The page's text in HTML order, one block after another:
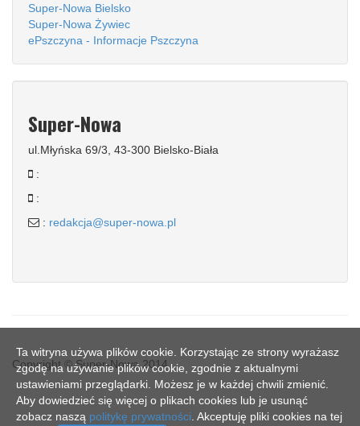
Super-Nowa Bielsko
Super-Nowa Żywiec
ePszczyna - Informacje Pszczyna
Super-Nowa
ul.Młyńska 69/3, 43-300 Bielsko-Biała
:
:
: redakcja@super-nowa.pl
Copyright © Super-Nowa 2014
Ta witryna używa plików cookie. Korzystając ze strony wyrażasz
zgodę na używanie plików cookie, zgodnie z aktualnymi
ustawieniami przeglądarki. Możesz je w każdej chwili zmienić.
Aby dowiedzieć się więcej o plikach cookies lub je usunąć
zobacz naszą politykę prywatności . Akceptuję pliki cookies na tej